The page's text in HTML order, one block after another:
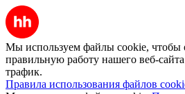
Мы используем файлы cookie, чтобы
правильную работу нашего веб-
трафик.
Правила использования файлов